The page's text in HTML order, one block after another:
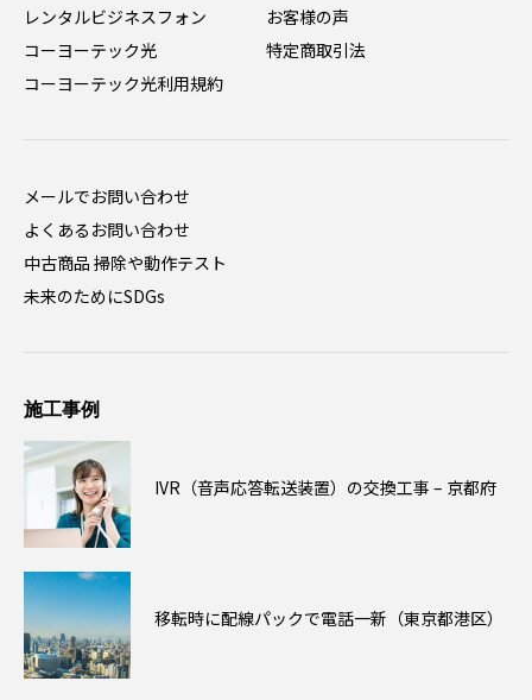
レンタルビジネスフォン
コーヨーテック光
コーヨーテック光利用規約
お客様の声
特定商取引法
メールでお問い合わせ
よくあるお問い合わせ
中古商品 掃除や動作テスト
未来のためにSDGs
施工事例
IVR（音声応答転送装置）の交換工事 – 京都府
移転時に配線パックで電話一新（東京都港区）